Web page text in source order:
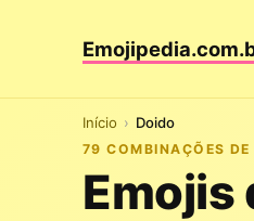
Início Doido
79 COMBINAÇÕES DE
Emojis